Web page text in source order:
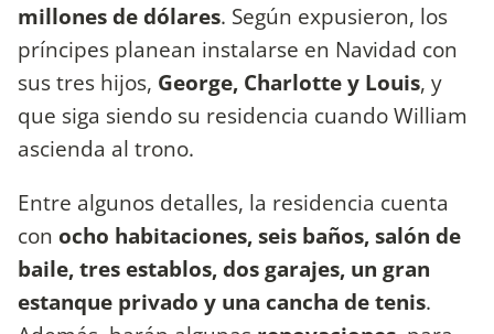
millones de dólares. Según expusieron, los
príncipes planean instalarse en Navidad con
sus tres hijos, George, Charlotte y Louis, y
que siga siendo su residencia cuando William
ascienda al trono.
Entre algunos detalles, la residencia cuenta
con ocho habitaciones, seis baños, salón de
baile,tres establos, dos garajes, un gran
estanque privado y una cancha de tenis.